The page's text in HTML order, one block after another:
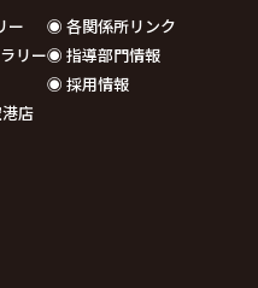
ー
リー
店
◉ 各関係所リンク
◉ 指導部門情報
◉ 採用情報